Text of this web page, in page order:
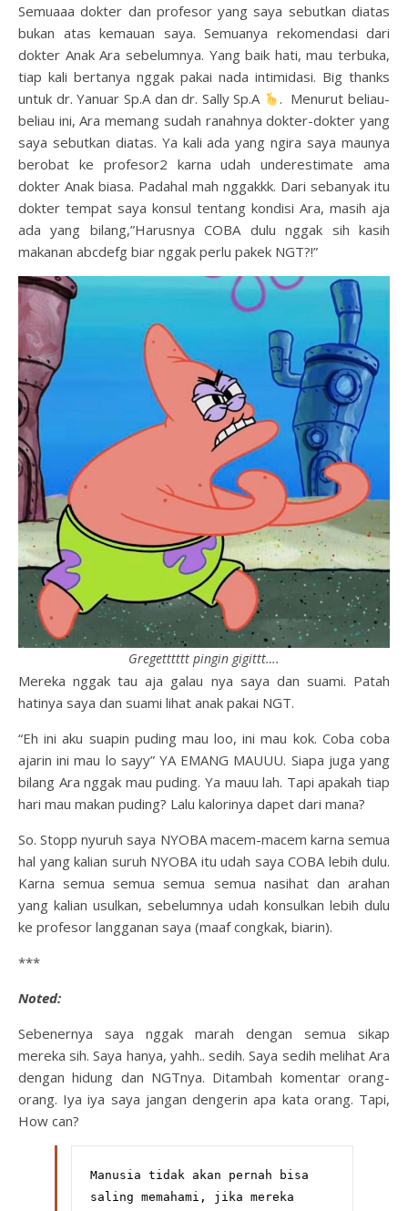
Semuaaa dokter dan profesor yang saya sebutkan diatas
bukan atas kemauan saya. Semuanya rekomendasi dari
dokter Anak Ara sebelumnya. Yang baik hati, mau terbuka,
tiap kali bertanya nggak pakai nada intimidasi. Big thanks
untuk dr. Yanuar Sp.A dan dr. Sally Sp.A
. Menurut beliau-
beliau ini, Ara memang sudah ranahnya dokter-dokter yang
saya sebutkan diatas. Ya kali ada yang ngira saya maunya
berobat ke profesor2 karna udah underestimate ama
dokter Anak biasa. Padahal mah nggakkk. Dari sebanyak itu
dokter tempat saya konsul tentang kondisi Ara, masih aja
ada yang bilang,”Harusnya COBA dulu nggak sih kasih
makanan abcdefg biar nggak perlu pakek NGT?!”
Gregetttttt pingin gigittt….
Mereka nggak tau aja galau nya saya dan suami. Patah
hatinya saya dan suami lihat anak pakai NGT.
“Eh ini aku suapin puding mau loo, ini mau kok. Coba coba
ajarin ini mau lo sayy” YA EMANG MAUUU. Siapa juga yang
bilang Ara nggak mau puding. Ya mauu lah. Tapi apakah tiap
hari mau makan puding? Lalu kalorinya dapet dari mana?
So. Stopp nyuruh saya NYOBA macem-macem karna semua
hal yang kalian suruh NYOBA itu udah saya COBA lebih dulu.
Karna semua semua semua semua nasihat dan arahan
yang kalian usulkan, sebelumnya udah konsulkan lebih dulu
ke profesor langganan saya (maaf congkak, biarin).
***
Noted:
Sebenernya saya nggak marah dengan semua sikap
mereka sih. Saya hanya, yahh.. sedih. Saya sedih melihat Ara
dengan hidung dan NGTnya. Ditambah komentar orang-
orang. Iya iya saya jangan dengerin apa kata orang. Tapi,
How can?
Manusia tidak akan pernah bisa
saling memahami, jika mereka